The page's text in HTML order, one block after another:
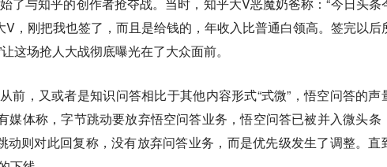
，刚把我也签了，而且是给钱的，年收入比普通白领高。签完以后
场抢人大战彻底曝光在了大众面前。
前，又或者是知识问答相比于其他内容形式“式微”，悟空问答的声
媒体称，字节跳动要放弃悟空问答业务，悟空问答已被并入微头条
动则对此回复称，没有放弃问答业务，而是优先级发生了调整。直